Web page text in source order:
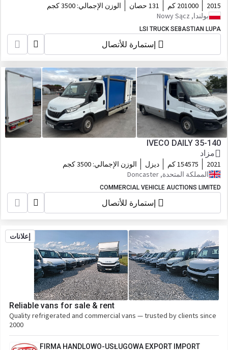
2015 201000 كم 131 حصان الوزن الإجمالي: 3500 كجم
بولندا, Nowy Sącz
LSI TRUCK SEBASTIAN LUPA
إستمارة للأتصال
IVECO DAILY 35-140
مزاد
2021 154575 كم ديزل الوزن الإجمالي: 3500 كجم
المملكة المتحدة, Doncaster
COMMERCIAL VEHICLE AUCTIONS LIMITED
إستمارة للأتصال
إعلانات
Reliable vans for sale & rent
Quality refrigerated and commercial vans — trusted by clients since
2000
FIRMA HANDLOWO-USŁUGOWA EXPORT IMPORT